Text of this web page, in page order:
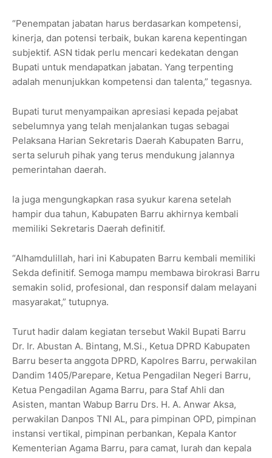
“Penempatan jabatan harus berdasarkan kompetensi,
kinerja, dan potensi terbaik, bukan karena kepentingan
subjektif. ASN tidak perlu mencari kedekatan dengan
Bupati untuk mendapatkan jabatan. Yang terpenting
adalah menunjukkan kompetensi dan talenta,” tegasnya.
Bupati turut menyampaikan apresiasi kepada pejabat
sebelumnya yang telah menjalankan tugas sebagai
Pelaksana Harian Sekretaris Daerah Kabupaten Barru,
serta seluruh pihak yang terus mendukung jalannya
pemerintahan daerah.
Ia juga mengungkapkan rasa syukur karena setelah
hampir dua tahun, Kabupaten Barru akhirnya kembali
memiliki Sekretaris Daerah definitif.
“Alhamdulillah, hari ini Kabupaten Barru kembali memiliki
Sekda definitif. Semoga mampu membawa birokrasi Barru
semakin solid, profesional, dan responsif dalam melayani
masyarakat,” tutupnya.
Turut hadir dalam kegiatan tersebut Wakil Bupati Barru
Dr. Ir. Abustan A. Bintang, M.Si., Ketua DPRD Kabupaten
Barru beserta anggota DPRD, Kapolres Barru, perwakilan
Dandim 1405/Parepare, Ketua Pengadilan Negeri Barru,
Ketua Pengadilan Agama Barru, para Staf Ahli dan
Asisten, mantan Wabup Barru Drs. H. A. Anwar Aksa,
perwakilan Danpos TNI AL, para pimpinan OPD, pimpinan
instansi vertikal, pimpinan perbankan, Kepala Kantor
Kementerian Agama Barru, para camat, lurah dan kepala